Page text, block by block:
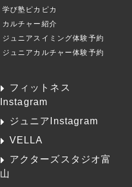
学び塾ピカピカ
カルチャー紹介
ジュニアスイミング体験予約
ジュニアカルチャー体験予約
フィットネス
Instagram
ジュニアInstagram
VELLA
アクターズスタジオ富
山